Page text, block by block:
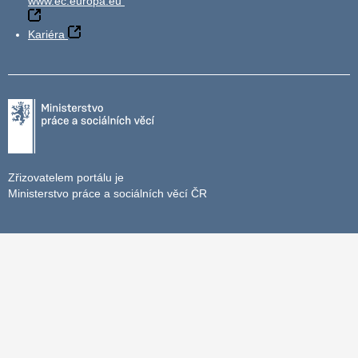
Kariéra
Zřizovatelem portálu je
Ministerstvo práce a sociálních věcí ČR